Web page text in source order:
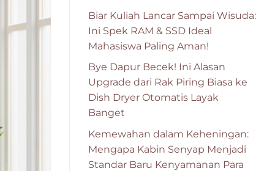
Biar Kuliah Lancar Sampai Wisuda:
Ini Spek RAM & SSD Ideal
Mahasiswa Paling Aman!
Bye Dapur Becek! Ini Alasan
Upgrade dari Rak Piring Biasa ke
Dish Dryer Otomatis Layak
Banget
Kemewahan dalam Keheningan:
Mengapa Kabin Senyap Menjadi
Standar Baru Kenyamanan Para